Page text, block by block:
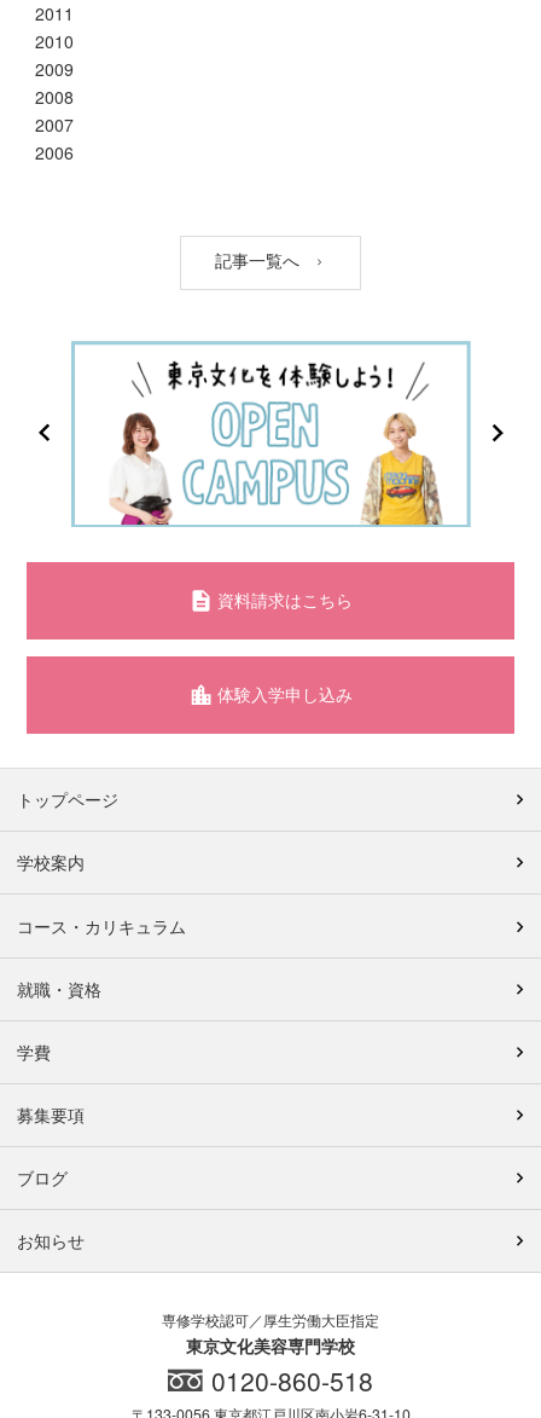
2011
2010
2009
2008
2007
2006
記事一覧へ
資料請求はこちら
体験入学申し込み
トップページ
学校案内
コース・カリキュラム
就職・資格
学費
募集要項
ブログ
お知らせ
専修学校認可／厚生労働大臣指定
東京文化美容専門学校
0120-860-518
〒133-0056 東京都江戸川区南小岩6-31-10